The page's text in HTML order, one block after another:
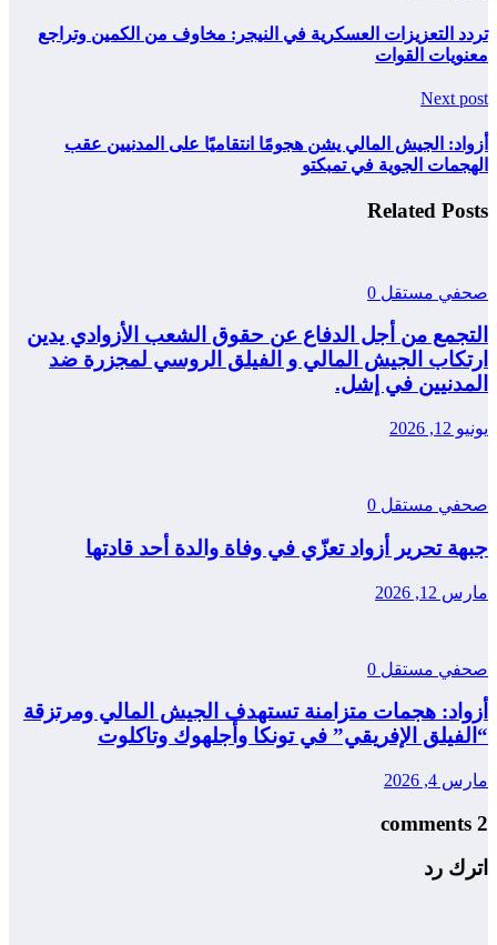
تردد التعزيزات العسكرية في النيجر: مخاوف من الكمين وتراجع
معنويات القوات
Next post
أزواد: الجيش المالي يشن هجومًا انتقاميًا على المدنيين عقب
الهجمات الجوية في تمبكتو
Related Posts
صحفي مستقل 0
التجمع من أجل الدفاع عن حقوق الشعب الأزوادي يدين
ارتكاب الجيش المالي و الفيلق الروسي لمجزرة ضد
المدنيين في إشل.
يونيو 12, 2026
صحفي مستقل 0
جبهة تحرير أزواد تعزّي في وفاة والدة أحد قادتها
مارس 12, 2026
صحفي مستقل 0
أزواد: هجمات متزامنة تستهدف الجيش المالي ومرتزقة
“الفيلق الإفريقي” في تونكا وأجلهوك وتاكلوت
مارس 4, 2026
2 comments
اترك رد